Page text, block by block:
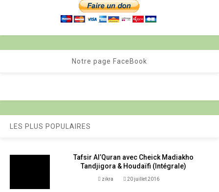
Notre page FaceBook
LES PLUS POPULAIRES
Tafsir Al’Quran avec Cheick Madiakho
Tandjigora & Houdaïfi (Intégrale)
zikra 20 juillet 2016